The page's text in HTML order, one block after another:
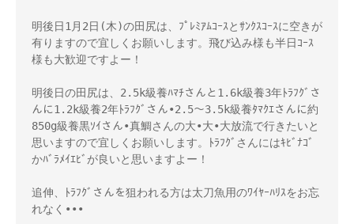
明後日1月2日(木)の田尻は、ﾌﾟﾚﾐｱﾑｺｰｽとｻﾝｸｽｺｰｽに空きが
有りますので宜しくお願いします。飛び込み様も半日ｺｰｽ
様も大歓迎ですよー！
明後日の田尻は、2.5k級養ﾊﾏﾁさんと1.6k級養3年ﾄﾗﾌｸﾞさ
んに1.2k級養2年ﾄﾗﾌｸﾞさん•2.5～3.5k級養ﾀﾏｸｴさんに約
850g級養黒ｿｲさん•真鯛さんの大•大•大放流で行きたいと
思いますので宜しくお願いします。ﾄﾗﾌｸﾞさんにはｷﾋﾞﾅｺﾞ
かﾊﾞﾗﾒｲｴﾋﾞが良いと思いますよー！
追伸、ﾄﾗﾌｸﾞさんを狙われる方は太刀魚用のﾜｲﾔｰﾊﾘｽをお忘
れなく•••